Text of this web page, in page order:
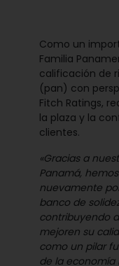
Como un
Familia
calificación de
(pan) con
Fitch Ratings,
la plaza y la
clientes.
«Gracias a
Panamá,
nuevamente
banco de
contribuyendo
mejoren su
como un pilar
de la economía